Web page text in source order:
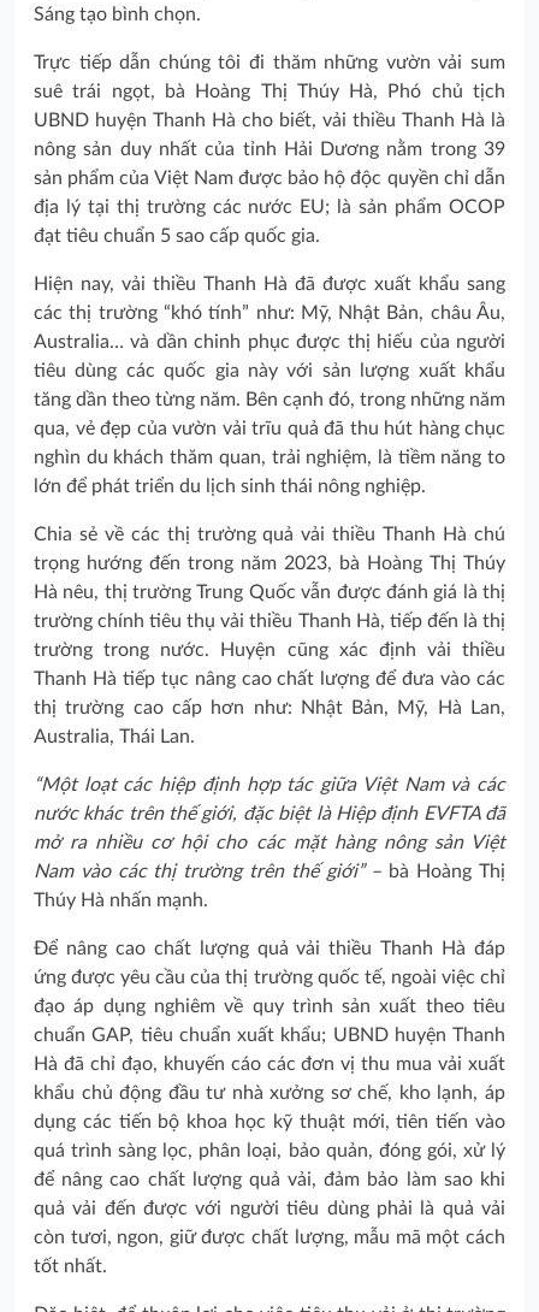
Sáng tạo bình chọn.
Trực tiếp dẫn chúng tôi đi thăm những vườn vải sum
suê trái ngọt, bà Hoàng Thị Thúy Hà, Phó chủ tịch
UBND huyện Thanh Hà cho biết, vải thiều Thanh Hà là
nông sản duy nhất của tỉnh Hải Dương nằm trong 39
sản phẩm của Việt Nam được bảo hộ độc quyền chỉ dẫn
địa lý tại thị trường các nước EU; là sản phẩm OCOP
đạt tiêu chuẩn 5 sao cấp quốc gia.
Hiện nay, vải thiều Thanh Hà đã được xuất khẩu sang
các thị trường “khó tính” như: Mỹ, Nhật Bản, châu Âu,
Australia… và dần chinh phục được thị hiếu của người
tiêu dùng các quốc gia này với sản lượng xuất khẩu
tăng dần theo từng năm. Bên cạnh đó, trong những năm
qua, vẻ đẹp của vườn vải trĩu quả đã thu hút hàng chục
nghìn du khách thăm quan, trải nghiệm, là tiềm năng to
lớn để phát triển du lịch sinh thái nông nghiệp.
Chia sẻ về các thị trường quả vải thiều Thanh Hà chú
trọng hướng đến trong năm 2023, bà Hoàng Thị Thúy
Hà nêu, thị trường Trung Quốc vẫn được đánh giá là thị
trường chính tiêu thụ vải thiều Thanh Hà, tiếp đến là thị
trường trong nước. Huyện cũng xác định vải thiều
Thanh Hà tiếp tục nâng cao chất lượng để đưa vào các
thị trường cao cấp hơn như: Nhật Bản, Mỹ, Hà Lan,
Australia, Thái Lan.
“Một loạt các hiệp định hợp tác giữa Việt Nam và các
nước khác trên thế giới, đặc biệt là Hiệp định EVFTA đã
mở ra nhiều cơ hội cho các mặt hàng nông sản Việt
Nam vào các thị trường trên thế giới” – bà Hoàng Thị
Thúy Hà nhấn mạnh.
Để nâng cao chất lượng quả vải thiều Thanh Hà đáp
ứng được yêu cầu của thị trường quốc tế, ngoài việc chỉ
đạo áp dụng nghiêm về quy trình sản xuất theo tiêu
chuẩn GAP, tiêu chuẩn xuất khẩu; UBND huyện Thanh
Hà đã chỉ đạo, khuyến cáo các đơn vị thu mua vải xuất
khẩu chủ động đầu tư nhà xưởng sơ chế, kho lạnh, áp
dụng các tiến bộ khoa học kỹ thuật mới, tiên tiến vào
quá trình sàng lọc, phân loại, bảo quản, đóng gói, xử lý
để nâng cao chất lượng quả vải, đảm bảo làm sao khi
quả vải đến được với người tiêu dùng phải là quả vải
còn tươi, ngon, giữ được chất lượng, mẫu mã một cách
tốt nhất.